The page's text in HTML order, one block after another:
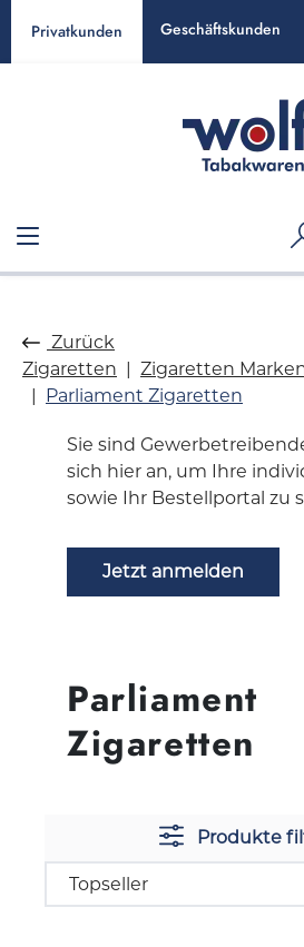
springen
Privatkunden Geschäftskunden
Zurück
Zigaretten
Zigaretten
Parliament Zigaretten
Parliament
Zigaretten
Sie sind
sich hier an, um Ihre
sowie Ihr Bestellportal zu
Jetzt anmelden
Produkte